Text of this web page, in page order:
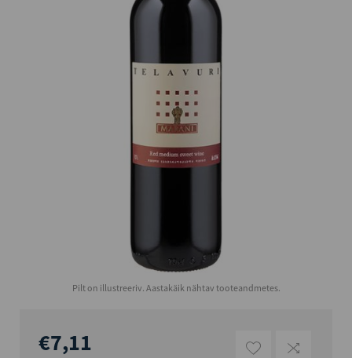
Pilt on illustreeriv. Aastakäik nähtav tooteandmetes.
€7,11